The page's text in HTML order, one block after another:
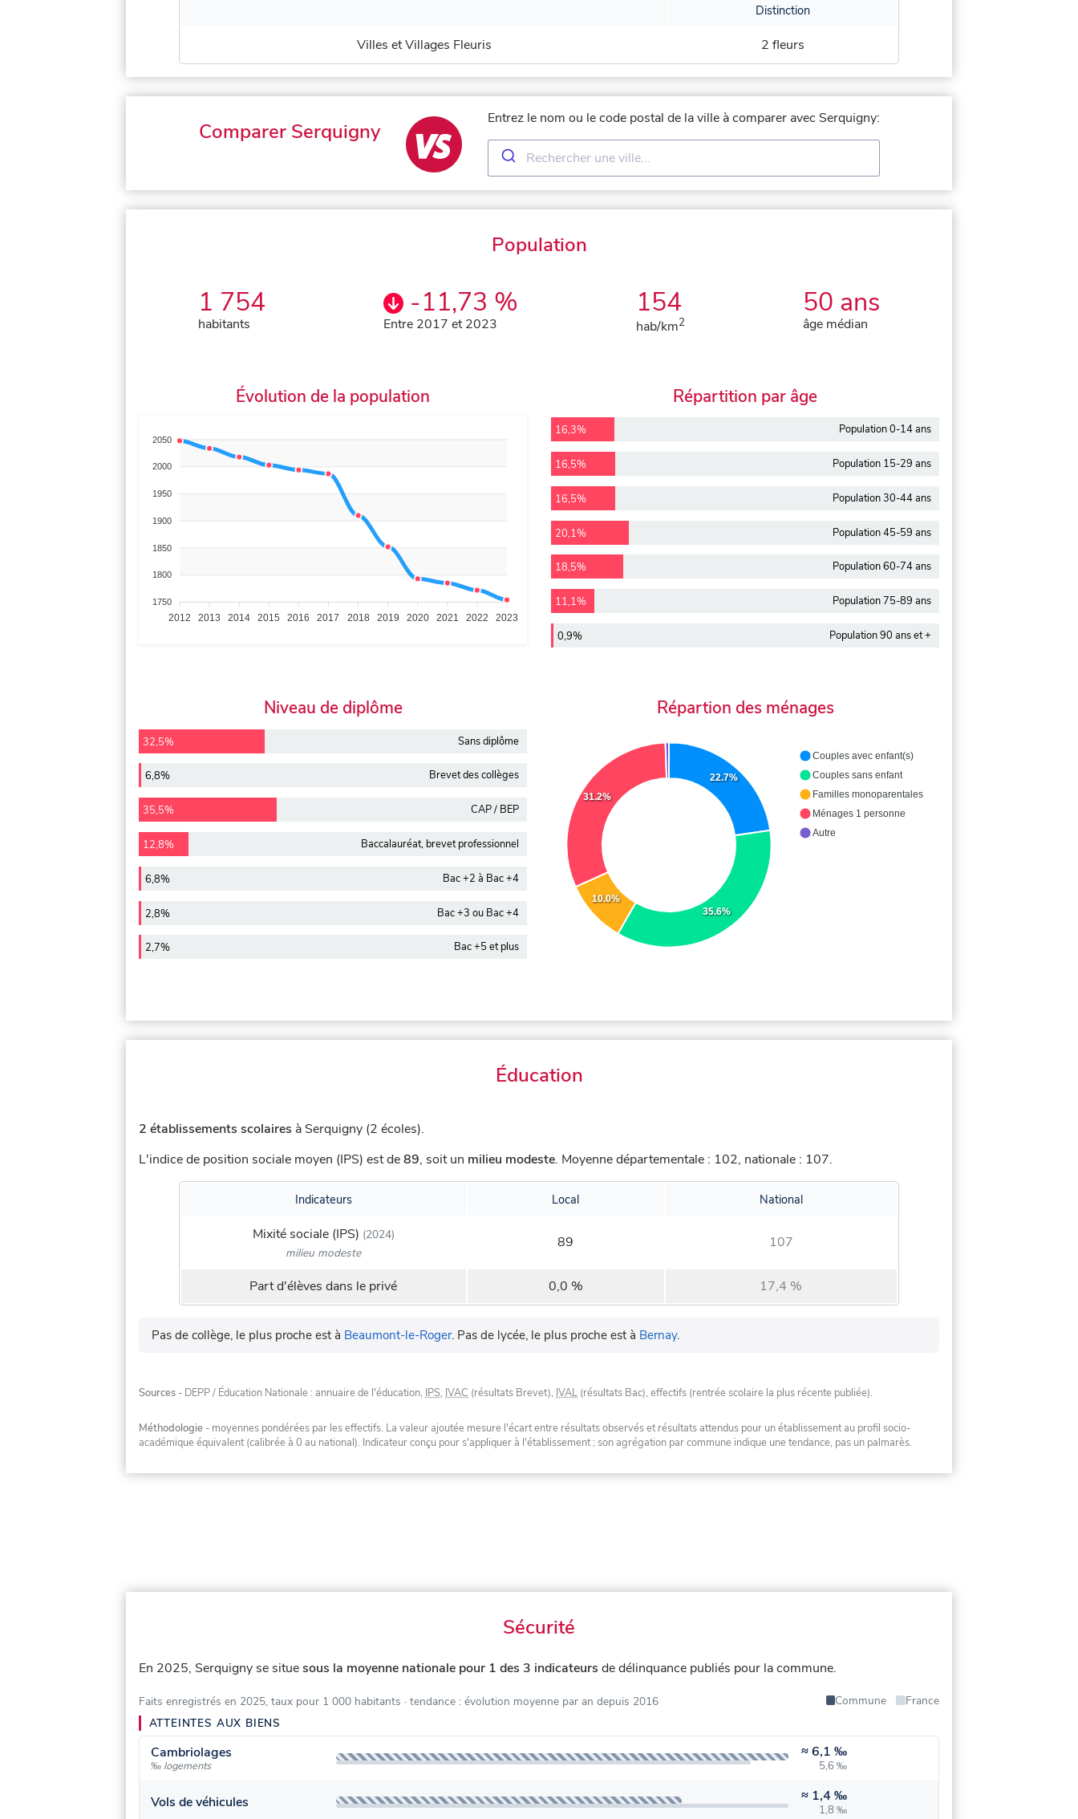
Distinction
Villes et Villages Fleuris 2 fleurs
Comparer Serquigny
Entrez le nom ou le code postal de la ville à comparer avec Serquigny:
Population
1 754
habitants
-11,73 %
Entre 2017 et 2023
154
hab/km2
50 ans
âge médian
Évolution de la population
2050
2000
1950
1900
1850
1800
1750
2012 2013 2014 2015 2016 2017 2018 2019 2020 2021 2022 2023
Répartition par âge
16,3% Population 0-14 ans
16,5% Population 15-29 ans
16,5% Population 30-44 ans
20,1% Population 45-59 ans
18,5% Population 60-74 ans
11,1% Population 75-89 ans
0,9% Population 90 ans et +
Niveau de diplôme
32,5% Sans diplôme
6,8% Brevet des collèges
35,5% CAP / BEP
12,8% Baccalauréat, brevet professionnel
6,8% Bac +2 à Bac +4
2,8% Bac +3 ou Bac +4
2,7% Bac +5 et plus
Répartion des ménages
22.7%
35.6%
10.0%
31.2%
Couples avec enfant(s)
Couples sans enfant
Familles monoparentales
Ménages 1 personne
Autre
Éducation
2 établissements scolaires à Serquigny (2 écoles).
L'indice de position sociale moyen (IPS) est de89, soit un milieu modeste. Moyenne départementale : 102, nationale : 107.
Indicateurs Local National
Mixité sociale (IPS) (2024)
milieu modeste
89 107
Part d'élèves dans le privé 0,0 % 17,4 %
Pas de collège, le plus proche est à Beaumont-le-Roger. Pas de lycée, le plus proche est à Bernay.
Sources - DEPP / Éducation Nationale : annuaire de l'éducation, IPS, IVAC (résultats Brevet), IVAL (résultats Bac), effectifs (rentrée scolaire la plus récente publiée).
Méthodologie - moyennes pondérées par les effectifs. La valeur ajoutée mesure l'écart entre résultats observés et résultats attendus pour un établissement au profil socio-
académique équivalent (calibrée à 0 au national). Indicateur conçu pour s'appliquer à l'établissement ; son agrégation par commune indique une tendance, pas un palmarès.
Sécurité
En 2025, Serquigny se situesous la moyenne nationale pour 1 des 3 indicateurs de délinquance publiés pour la commune.
Faits enregistrés en 2025, taux pour 1 000 habitants · tendance : évolution moyenne par an depuis 2016 Commune
France
ATTEINTES AUX BIENS
Cambriolages
‰ logements
≈6,1 ‰
5,6 ‰
Vols de véhicules ≈ 1,4 ‰
1,8 ‰